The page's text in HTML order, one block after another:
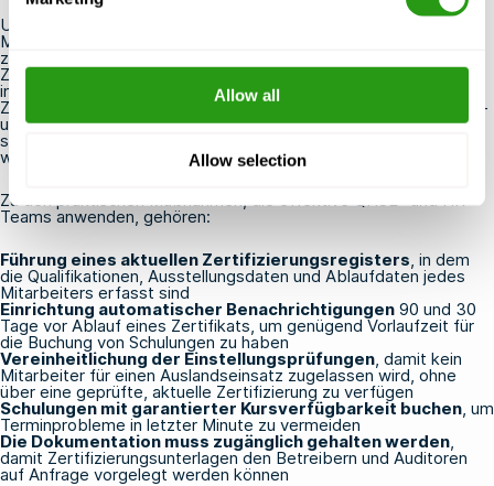
Allow all
Allow selection
Unternehmen können sicherstellen, dass alle Offshore-
Mitarbeiter zertifiziert und konform bleiben, indem sie ein
zentralisiertes System zur Verfolgung der Ablaufdaten von
Zertifizierungen einführen, Auffrischungsschulungen rechtzeitig
im Voraus planen und die Anforderungen an Offshore-
Zertifizierungen zu einem festen Bestandteil des Einarbeitungs-
und Einsatzprozesses machen. Die Einhaltung der Vorschriften
sollte als fortlaufende betriebliche Verantwortung betrachtet
werden und nicht als einmalige Verwaltungsaufgabe.
Zu den praktischen Maßnahmen, die effektive QHSE- und HR-
Teams anwenden, gehören:
Führung eines aktuellen Zertifizierungsregisters , in dem
die Qualifikationen, Ausstellungsdaten und Ablaufdaten jedes
Mitarbeiters erfasst sind
Einrichtung automatischer Benachrichtigungen 90 und 30
Tage vor Ablauf eines Zertifikats, um genügend Vorlaufzeit für
die Buchung von Schulungen zu haben
Vereinheitlichung der Einstellungsprüfungen , damit kein
Mitarbeiter für einen Auslandseinsatz zugelassen wird, ohne
über eine geprüfte, aktuelle Zertifizierung zu verfügen
Schulungen mit garantierter Kursverfügbarkeit buchen , um
Terminprobleme in letzter Minute zu vermeiden
Die Dokumentation muss zugänglich gehalten werden
damit Zertifizierungsunterlagen den Betreibern und Auditoren
auf Anfrage vorgelegt werden können